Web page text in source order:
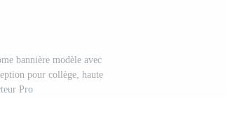
bannière modèle avec
pour collège, haute
Pro